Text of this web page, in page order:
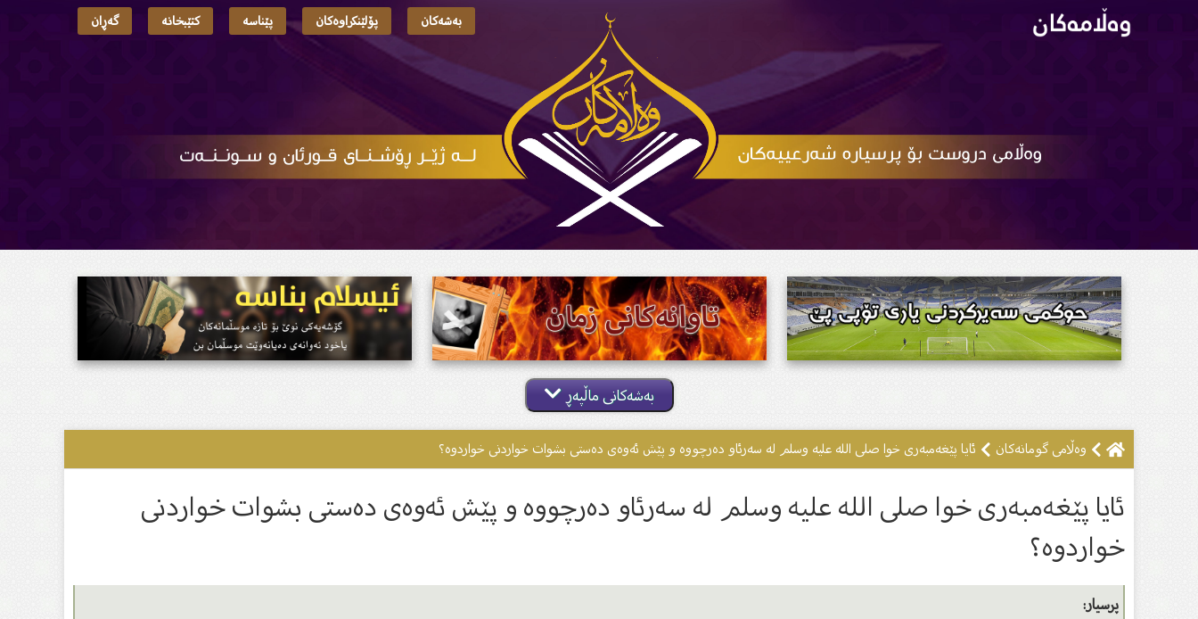
بەشەکان پۆلێنکراوەکان پێناسە کتێبخانە گەڕان
بەشەکانی ماڵپەڕ
وه‌ڵامى گومانه‌كان ئایا پێغەمبەرى خوا صلى الله علیه وسلم لە سەرئاو دەرچووە و پێش ئەوەى دەستى بشوات خواردنى خواردوە؟
ئایا پێغەمبەرى خوا صلى الله علیه وسلم لە سەرئاو دەرچووە و پێش ئەوەى دەستى بشوات خواردنى
خواردوە؟
پرسیار: